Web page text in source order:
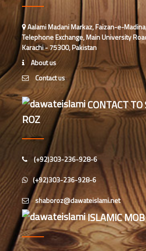
ارشد علی عطاری (درجہ خامسہ
مرکزی جامعۃ المدینہ فیضانِ مدینہ،
کراچی،پاکستان)
عبدالرؤف (درجہ سابعہ جامعۃ المدینہ
فیضان بغداد ،کراچی،پاکستان)
عبد الرسول (درجہ خامسہ مرکزی
جامعۃ المدینہ فیضان مدینہ ،کراچی
،پاکستان)
مدنی رضا(درجہ سادسہ مرکز ی جامعۃ
المدینہ فیضان مدینہ ،کراچی،پاکستان)
حافظ محمد مصطفٰی عطاری (درجہ سادسہ
مرکزی جامعۃالمدينہ فیضان مدینہ،
کراچی،پاکستان)
ابو برہان عبدالرحمن عطاری (درجہ
رابعہ جامعۃالمدینہ فیضان رضا
،لاہور،پاکستان)
Aalami Madani Markaz, Faizan-e-
Telephone Exchange, Main University
Karachi - 75300, Pakistan
About us
Contact us
CONTACT
ROZ
(+92)303-236-928-6
(+92)303-236-928-6
ISLAMIC